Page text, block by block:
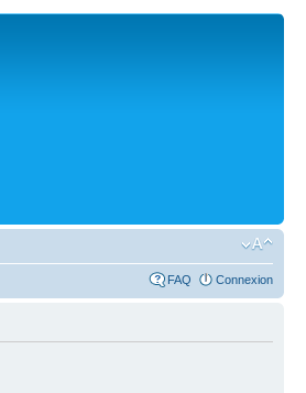
FAQ Connexion